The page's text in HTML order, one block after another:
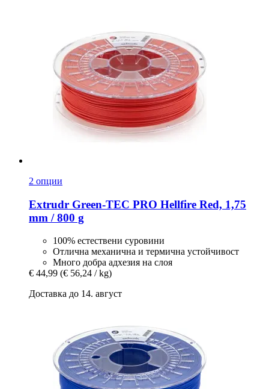
2 опции
Extrudr Green-​TEC PRO Hellfire Red, 1,75
mm / 800 g
100% естествени суровини
Отлична механична и термична устойчивост
Много добра адхезия на слоя
€ 44,99 (€ 56,24 / kg)
Доставка до 14. август